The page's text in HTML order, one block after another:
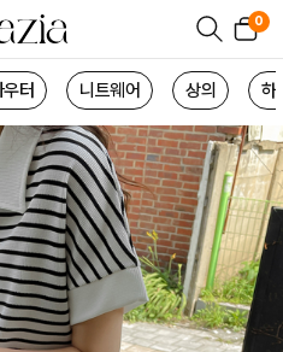
0
우터 니트웨어 상의 하